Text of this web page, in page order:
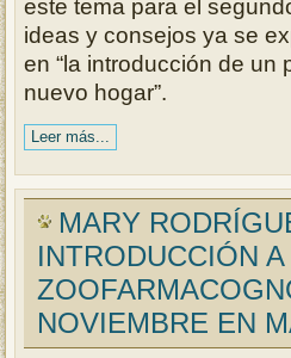
este tema para el
ideas y consejos ya se
en “la introducción de un
nuevo hogar”.
Leer más...
MARY
INTRODUCCIÓN
NOVIEMBRE EN